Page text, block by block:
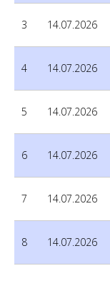
3 14.07.2026
4 14.07.2026
5 14.07.2026
6 14.07.2026
7 14.07.2026
8 14.07.2026